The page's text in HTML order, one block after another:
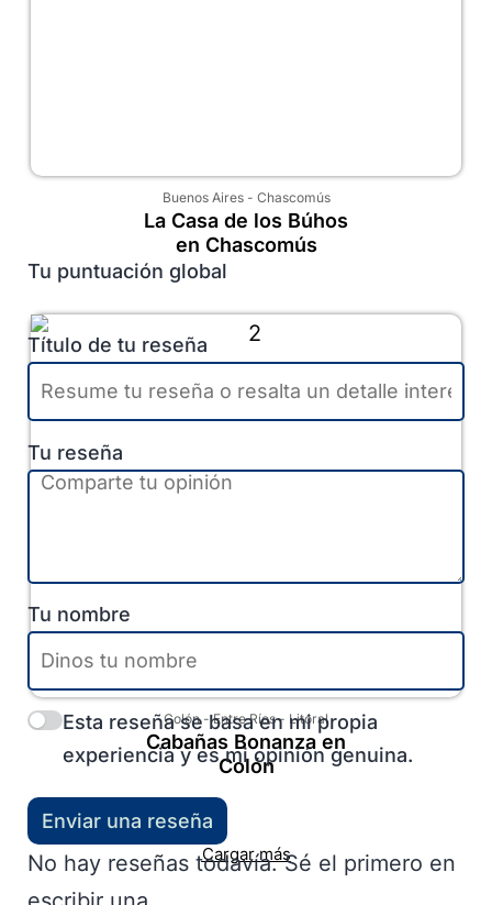
Buenos Aires- Chascomús
La Casa de los Búhos
en Chascomús
Colón-Entre Ríos- Litoral
Cabañas Bonanza en
Colón
Cargar más
Tu puntuación global
Título de tu reseña
Tu reseña
Tu nombre
Esta reseña se basa en mi propia
experiencia y es mi opinión genuina.
Enviar una reseña
No hay reseñas todavía. Sé el primero en